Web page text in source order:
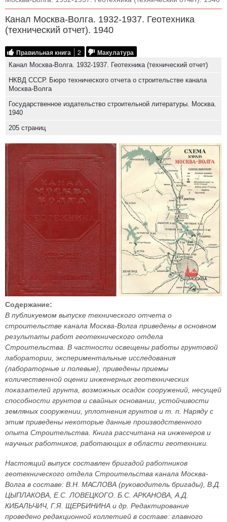
Канал Москва-Волга. 1932-1937. Геотехника
(технический отчет). 1940
Правильная книга 2 Макулатура
Канал Москва-Волга. 1932-1937. Геотехника (технический отчет)
НКВД СССР. Бюро технического отчета о строительстве канала
Москва-Волга
Государственное издательство строительной литературы. Москва.
1940
205 страниц
Содержание:
В публикуемом выпуске технического отчета о
строительстве канала Москва-Волга приведены в основном
результаты работ геотехнического отдела
Строительства. В частности освещены работы грунтовой
лаборатории, экспериментальные исследования
(лабораторные и полевые), приведены приемы
количественной оценки инженерных геотехнических
показателей грунта, возможных осадок сооружений, несущей
способности грунтов и свайных основании, устойчивости
земляных сооружении, уплотнения грунтов и т. п. Наряду с
этим приведены некоторые данные производственного
опыта Строительства. Книга рассчитана на инженеров и
научных работников, работающих в области геотехники.
Настоящий выпуск составлен бригадой работников
геотехнического отдела Строительства канала Москва-
Волга в составе: В.Н. МАСЛОВА (руководитель бригады), В.Д.
ЦЫПЛАКОВА, Е.С. ЛОВЕЦКОГО. Б.С. АРКАНОВА, А.Д.
КИБАЛЬЧИЧ, Г.Я. ЩЕРБИНИНА и др. Редактирование
проведено редакционной коллетией в составе: главного